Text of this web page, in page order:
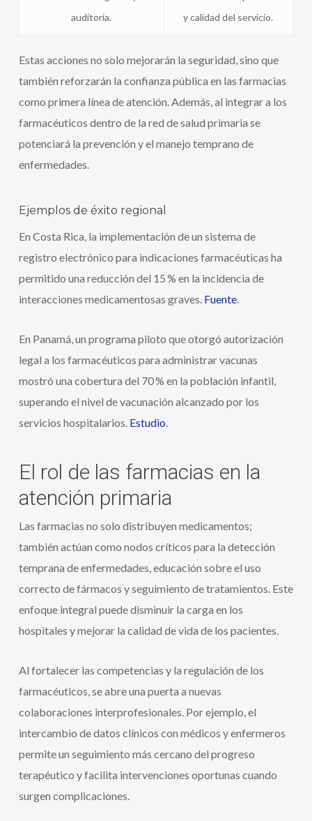
auditoría.
y calidad del servicio.
Estas acciones no solo mejorarán la seguridad, sino que
también reforzarán la confianza pública en las farmacias
como primera línea de atención. Además, al integrar a los
farmacéuticos dentro de la red de salud primaria se
potenciará la prevención y el manejo temprano de
enfermedades.
Ejemplos de éxito regional
En Costa Rica, la implementación de un sistema de
registro electrónico para indicaciones farmacéuticas ha
permitido una reducción del 15 % en la incidencia de
interacciones medicamentosas graves. Fuente.
En Panamá, un programa piloto que otorgó autorización
legal a los farmacéuticos para administrar vacunas
mostró una cobertura del 70 % en la población infantil,
superando el nivel de vacunación alcanzado por los
servicios hospitalarios. Estudio.
El rol de las farmacias en la
atención primaria
Las farmacias no solo distribuyen medicamentos;
también actúan como nodos críticos para la detección
temprana de enfermedades, educación sobre el uso
correcto de fármacos y seguimiento de tratamientos. Este
enfoque integral puede disminuir la carga en los
hospitales y mejorar la calidad de vida de los pacientes.
Al fortalecer las competencias y la regulación de los
farmacéuticos, se abre una puerta a nuevas
colaboraciones interprofesionales. Por ejemplo, el
intercambio de datos clínicos con médicos y enfermeros
permite un seguimiento más cercano del progreso
terapéutico y facilita intervenciones oportunas cuando
surgen complicaciones.